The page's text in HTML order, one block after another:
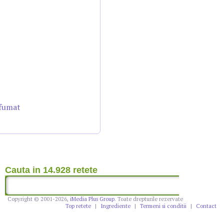
Cauta in 14.928 retete
Copyright © 2001-2026, iMedia Plus Group. Toate drepturile rezervate
Top retete
| Ingrediente | Termeni si conditii | Contact